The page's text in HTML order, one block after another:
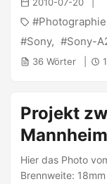
Tamron 18-250/
Uli
Photographie
Sony
Sony-
36 Wörter
Projekt
Hier das Photo
Brennweite: